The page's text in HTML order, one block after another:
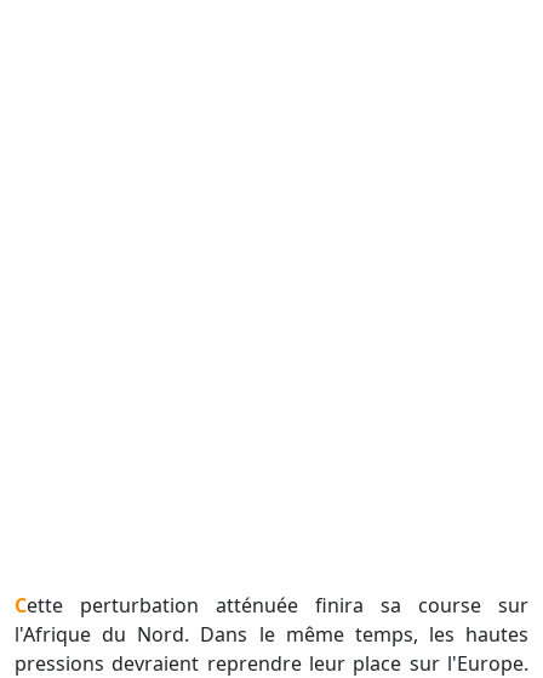
Cette perturbation atténuée finira sa course sur
l'Afrique du Nord. Dans le même temps, les hautes
pressions devraient reprendre leur place sur l'Europe.